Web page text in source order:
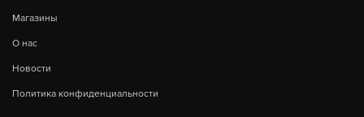
Магазины
О нас
Новости
Политика конфиденциальности